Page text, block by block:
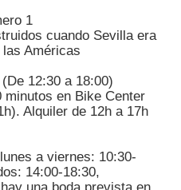
1
cuando Sevilla era
Américas
12:30 a 18:00)
en Bike Center
Alquiler de 12h a 17h
a viernes: 10:30-
14:00-18:30,
una boda prevista en